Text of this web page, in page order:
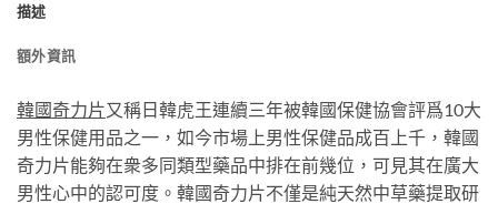
描述
額外資訊
韓國奇力片又稱日韓虎王連續三年被韓國保健協會評爲10大
男性保健用品之一，如今市場上男性保健品成百上千，韓國
奇力片能夠在衆多同類型藥品中排在前幾位，可見其在廣大
男性心中的認可度。韓國奇力片不僅是純天然中草藥提取研